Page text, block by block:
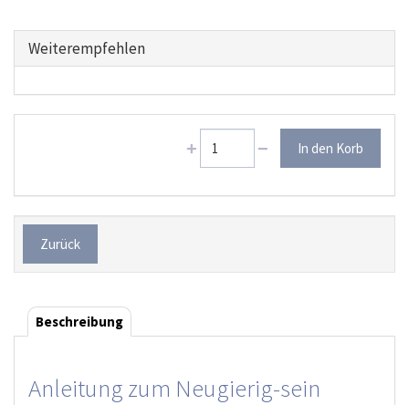
Weiterempfehlen
Zurück
Beschreibung
Anleitung zum Neugierig-sein